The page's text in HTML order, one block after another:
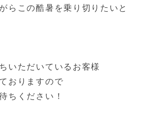
らこの酷暑を乗り切りたいと
いただいているお客様
おりますので
ちください！